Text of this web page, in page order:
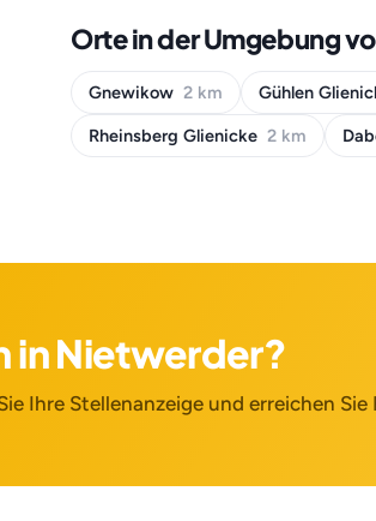
Orte in der Umgebung
Gnewikow 2 km Gühlen
Rheinsberg Glienicke 2 km
in Nietwerder?
Ihre Stellenanzeige und erreichen